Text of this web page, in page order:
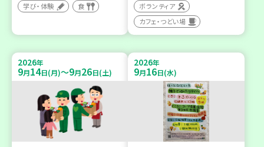
学び・体験 食
ボランティア
カフェ・つどい場
2026年
9月14日(月)～9月26日(土)
2026年
9月16日(水)